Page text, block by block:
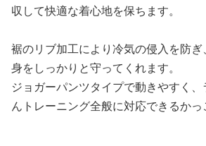
収して快適な着心地を保ちます。
裾のリブ加工により冷気の侵入を防
身をしっかりと守ってくれます。
ジョガーパンツタイプで動きやすく
んトレーニング全般に対応できるかっ